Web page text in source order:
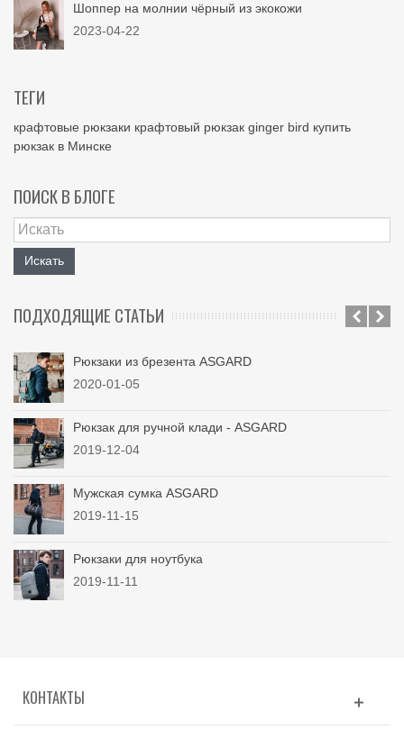
Шоппер на молнии чёрный из экокожи
2023-04-22
ТЕГИ
крафтовые рюкзаки крафтовый рюкзак ginger bird купить
рюкзак в Минске
ПОИСК В БЛОГЕ
Искать
ПОДХОДЯЩИЕ СТАТЬИ
Рюкзаки из брезента ASGARD
2020-01-05
Рюкзак для ручной клади - ASGARD
2019-12-04
Мужская сумка ASGARD
2019-11-15
Рюкзаки для ноутбука
2019-11-11
КОНТАКТЫ